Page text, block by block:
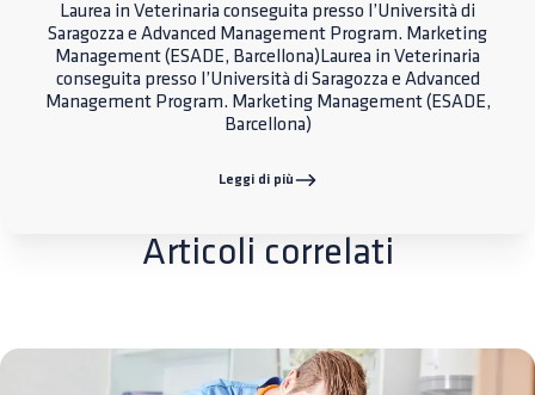
Laurea in Veterinaria conseguita presso l’Università di
Saragozza e Advanced Management Program. Marketing
Management (ESADE, Barcellona)Laurea in Veterinaria
conseguita presso l’Università di Saragozza e Advanced
Management Program. Marketing Management (ESADE,
Barcellona)
Leggi di più
Articoli correlati